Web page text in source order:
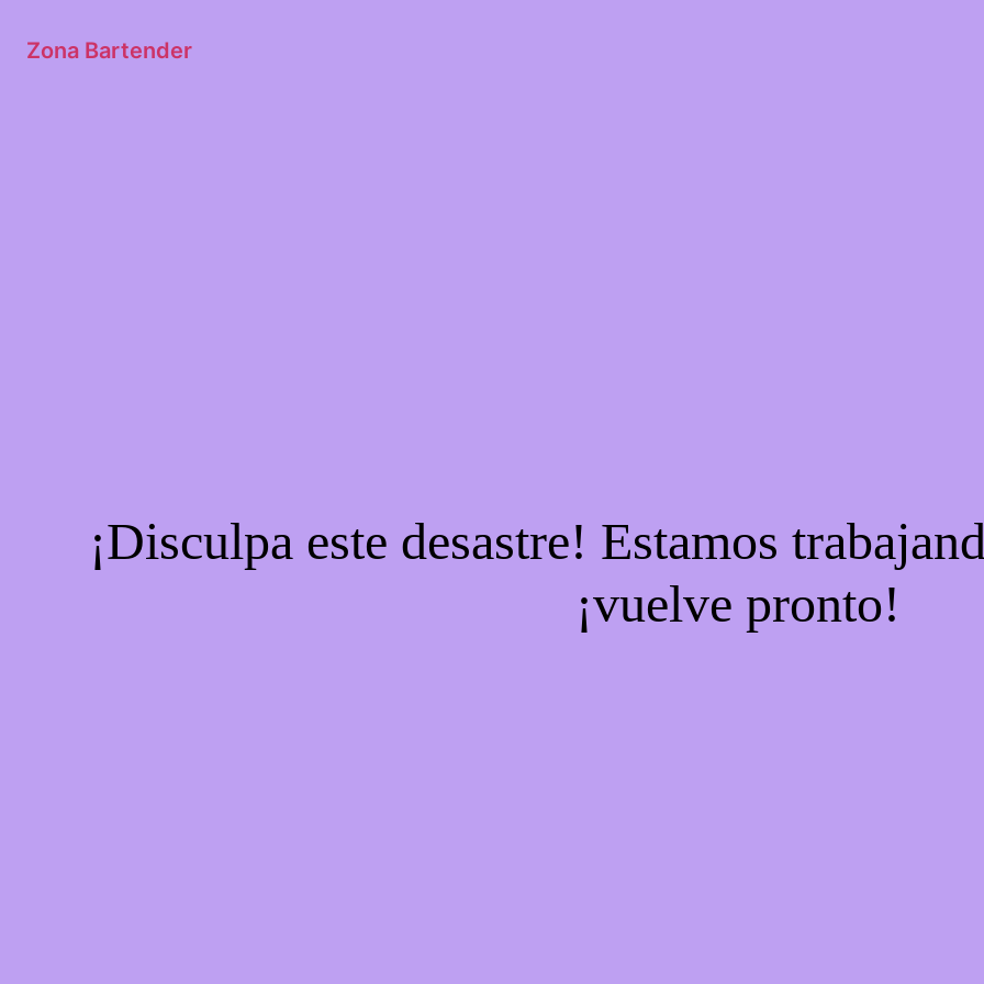
Zona Bartender
¡Disculpa este desastre! Estamos
¡vuelve pronto!